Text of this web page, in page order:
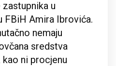
u
FBiH Amira Ibrovića.
nemaju
sredstva
ni procjenu